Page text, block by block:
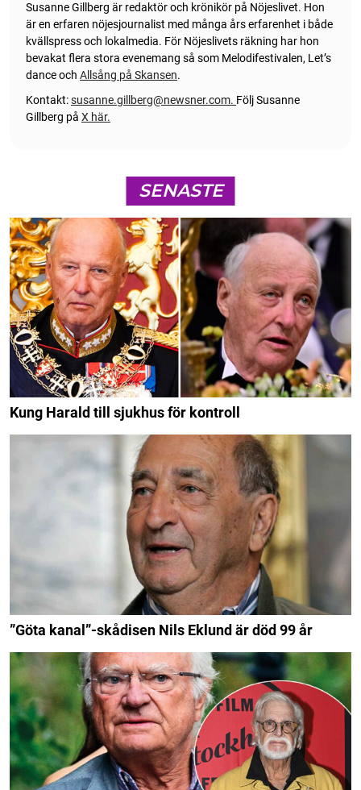
Susanne Gillberg är redaktör och krönikör på Nöjeslivet. Hon
är en erfaren nöjesjournalist med många års erfarenhet i både
kvällspress och lokalmedia. För Nöjeslivets räkning har hon
bevakat flera stora evenemang så som Melodifestivalen, Let’s
dance och Allsång på Skansen.
Kontakt:susanne.gillberg@newsner.com. Följ Susanne
Gillberg på X här.
SENASTE
Kung Harald till sjukhus för kontroll
”Göta kanal”-skådisen Nils Eklund är död 99 år